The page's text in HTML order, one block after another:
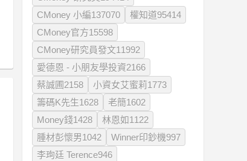
CMoney 小編137070
權知道95414
CMoney官方15598
CMoney研究員發文11992
愛德恩 - 小朋友學投資2166
蔡誠圃2158
小資女艾蜜莉1773
籌碼K先生1628
老簡1602
Money錢1428
林恩如1122
腫材彭懷男1042
Winner印鈔機997
李珣廷 Terence946